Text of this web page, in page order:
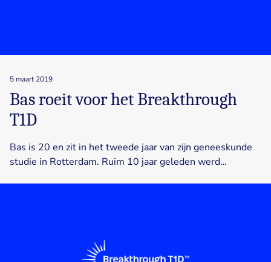
5 maart 2019
Bas roeit voor het Breakthrough
T1D
Bas is 20 en zit in het tweede jaar van zijn geneeskunde
studie in Rotterdam. Ruim 10 jaar geleden werd…